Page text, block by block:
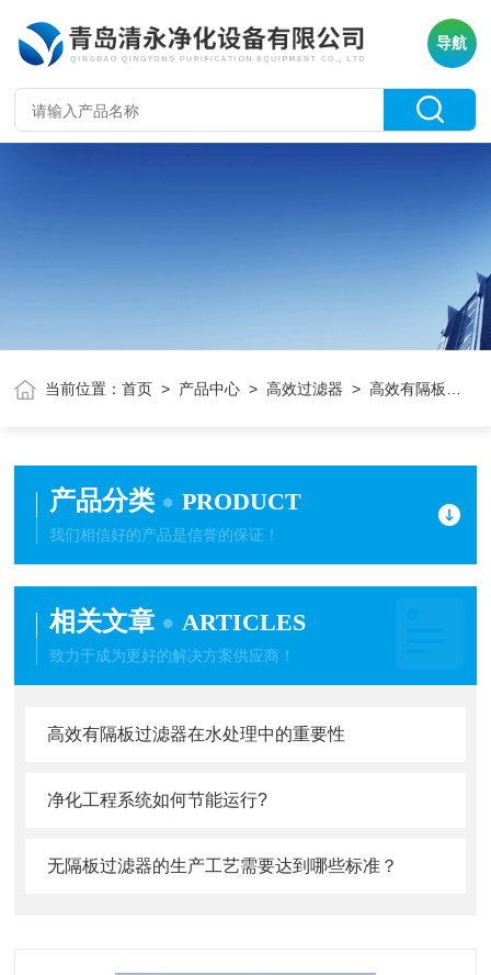
导航
当前位置：首页 > 产品中心 >高效过滤器 > 高效有隔板过滤器
产品分类 PRODUCT
我们相信好的产品是信誉的保证！
相关文章 ARTICLES
致力于成为更好的解决方案供应商！
高效有隔板过滤器在水处理中的重要性
净化工程系统如何节能运行?
无隔板过滤器的生产工艺需要达到哪些标准？